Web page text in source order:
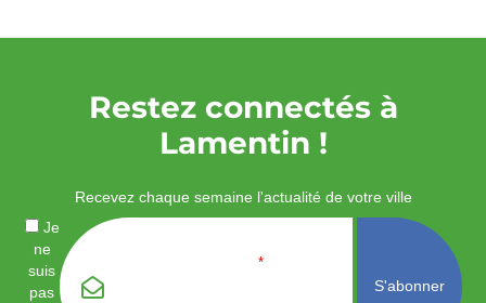
Restez connectés à
Lamentin !
Recevez chaque semaine l'actualité de votre ville
Je
ne
suis
pas
*